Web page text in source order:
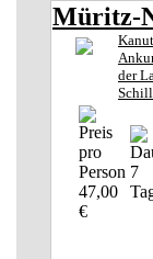
Müritz-
der
47,00
€
7